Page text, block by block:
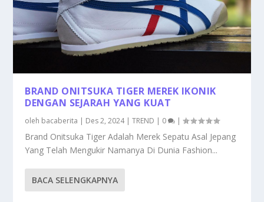
BRAND ONITSUKA TIGER MEREK IKONIK
DENGAN SEJARAH YANG KUAT
oleh bacaberita | Des 2, 2024|TREND | 0 |
Brand Onitsuka Tiger Adalah Merek Sepatu Asal Jepang
Yang Telah Mengukir Namanya Di Dunia Fashion...
BACA SELENGKAPNYA